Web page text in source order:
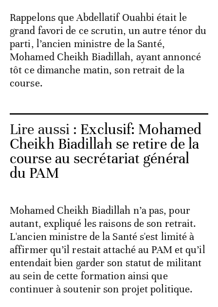
Rappelons que Abdellatif Ouahbi était le
grand favori de ce scrutin, un autre ténor du
parti, l’ancien ministre de la Santé,
Mohamed Cheikh Biadillah, ayant annoncé
tôt ce dimanche matin, son retrait de la
course.
Lire aussi : Exclusif: Mohamed
Cheikh Biadillah se retire de la
course au secrétariat général
du PAM
Mohamed Cheikh Biadillah n’a pas, pour
autant, expliqué les raisons de son retrait.
L'ancien ministre de la Santé s'est limité à
affirmer qu’il restait attaché au PAM et qu’il
entendait bien garder son statut de militant
au sein de cette formation ainsi que
continuer à soutenir son projet politique.